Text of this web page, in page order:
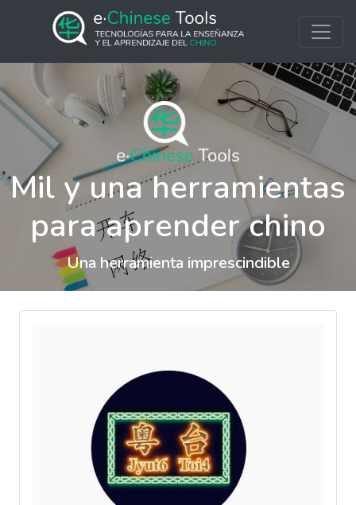
Mil y una herramientas
para aprender chino
Una herramienta imprescindible